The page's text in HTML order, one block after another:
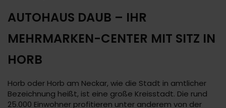
AUTOHAUS DAUB – IHR
MEHRMARKEN-CENTER MIT SITZ IN
HORB
Horb oder Horb am Neckar, wie die Stadt in amtlicher
Bezeichnung heißt, ist eine große Kreisstadt. Die rund
25.000 Einwohner profitieren unter anderem von der